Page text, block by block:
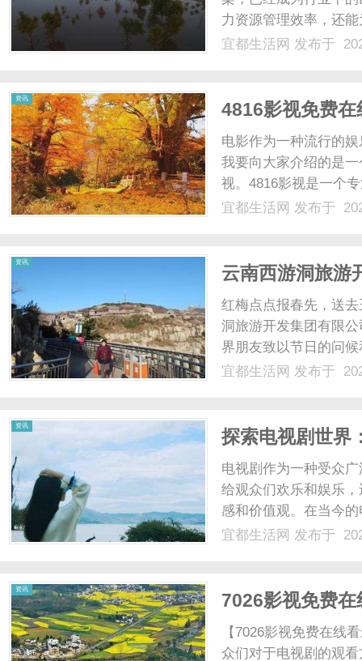
力资源管理效率，还
件系统具备高度的自
宜都生活网 发布于
资讯
4816影视免费
电影作为一种流行的
我要向大家介绍的是
视。4816影视是一个
众多最热门的电影资
宜都生活网 发布于
资讯
云南西游洞旅游
员工向全国人民
红梅点点报春先，送
洞旅游开发集团有限
界朋友致以节日的问
心想事成，万事如意
宜都生活网 发布于
资讯
探索电视剧世界
电视剧作为一种受众
给观众们欢乐和娱乐
感和价值观。在当今
类型和题材，给观众
宜都生活网 发布于
资讯
7026影视免费
【7026影视免费在线
众们对于电视剧的观